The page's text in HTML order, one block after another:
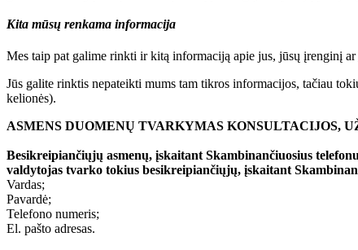
Kita mūsų renkama informacija
Mes taip pat galime rinkti ir kitą informaciją apie jus, jūsų įrenginį
Jūs galite rinktis nepateikti mums tam tikros informacijos, tačiau
kelionės).
ASMENS DUOMENŲ TVARKYMAS KONSULTACIJOS,
Besikreipiančiųjų asmenų, įskaitant Skambinančiuosius
valdytojas tvarko tokius besikreipiančiųjų, įskaitant
Vardas;
Pavardė;
Telefono numeris;
El. pašto adresas.